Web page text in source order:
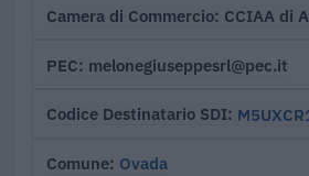
Camera di Commercio CCIAA di
PEC melonegiuseppesrl@pec.it
Codice Destinatario SDI
Comune Ovada